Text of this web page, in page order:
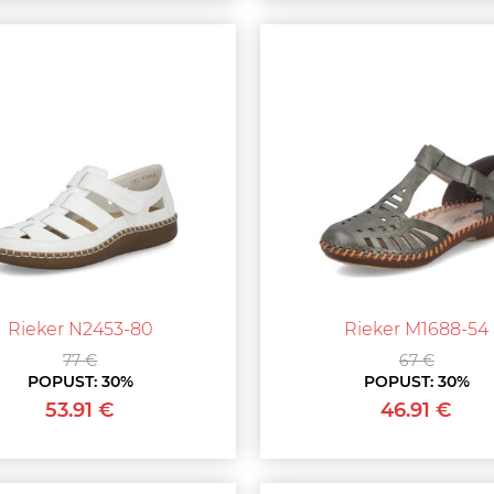
Rieker N2453-80
77 €
POPUST: 30%
53.91 €
Rieker M1688-54
67 €
POPUST: 30%
46.91 €